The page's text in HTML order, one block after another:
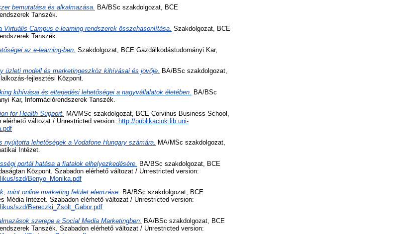
bemutatása és alkalmazása.
BA/BSc szakdolgozat, BCE
Tanszék.
Virtuális Campus e-learning rendszerek összehasonlítása. Szakdolgozat, BCE
Tanszék.
az e-learning-ben. Szakdolgozat, BCE Gazdálkodástudományi Kar,
üzleti modell és marketingeszköz kihívásai és jövője. BA/BSc szakdolgozat,
fejlesztési Központ.
kihívásai és elterjedési lehetőségei a nagyvállalatok életében. BA/BSc
Kar, Információrendszerek Tanszék.
for Health Support.
MA/MSc szakdolgozat, BCE Corvinus Business School,
elérhető változat / Unrestricted version: http://publikaciok.lib.uni-
nyújtotta lehetőségek a Vodafone Hungary számára. MA/MSc szakdolgozat,
Intézet.
portál hatása a fiatalok elhelyezkedésére. BA/BSc szakdolgozat, BCE
Központ. Szabadon elérhető változat / Unrestricted version:
szd/Benyo_Monika.pdf
mint online marketing felület elemzése. BA/BSc szakdolgozat, BCE
Média Intézet. Szabadon elérhető változat / Unrestricted version:
szd/Bereczki_Zsolt_Gabor.pdf
szerepe a Social Media Marketingben. BA/BSc szakdolgozat, BCE
Tanszék. Szabadon elérhető változat / Unrestricted version: